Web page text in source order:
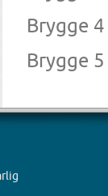
Brygge
Brygge